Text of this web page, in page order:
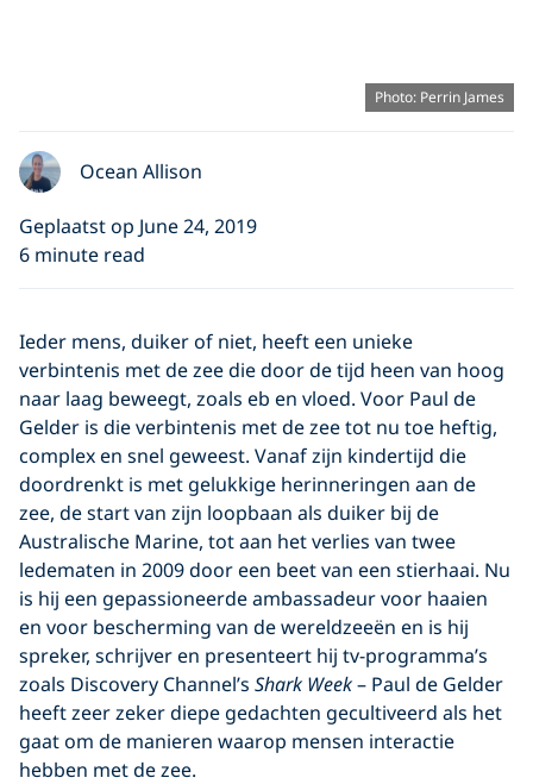
Photo: Perrin James
Ocean Allison
Geplaatst op June 24, 2019
6 minute read
Ieder mens, duiker of niet, heeft een unieke
verbintenis met de zee die door de tijd heen van hoog
naar laag beweegt, zoals eb en vloed. Voor Paul de
Gelder is die verbintenis met de zee tot nu toe heftig,
complex en snel geweest. Vanaf zijn kindertijd die
doordrenkt is met gelukkige herinneringen aan de
zee, de start van zijn loopbaan als duiker bij de
Australische Marine, tot aan het verlies van twee
ledematen in 2009 door een beet van een stierhaai. Nu
is hij een gepassioneerde ambassadeur voor haaien
en voor bescherming van de wereldzeeën en is hij
spreker, schrijver en presenteert hij tv-programma’s
zoals Discovery Channel’s Shark Week– Paul de Gelder
heeft zeer zeker diepe gedachten gecultiveerd als het
gaat om de manieren waarop mensen interactie
hebben met de zee.